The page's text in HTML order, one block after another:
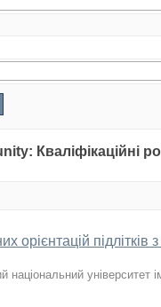
Кваліфікаційні
орієнтацій підлітків
національний університет